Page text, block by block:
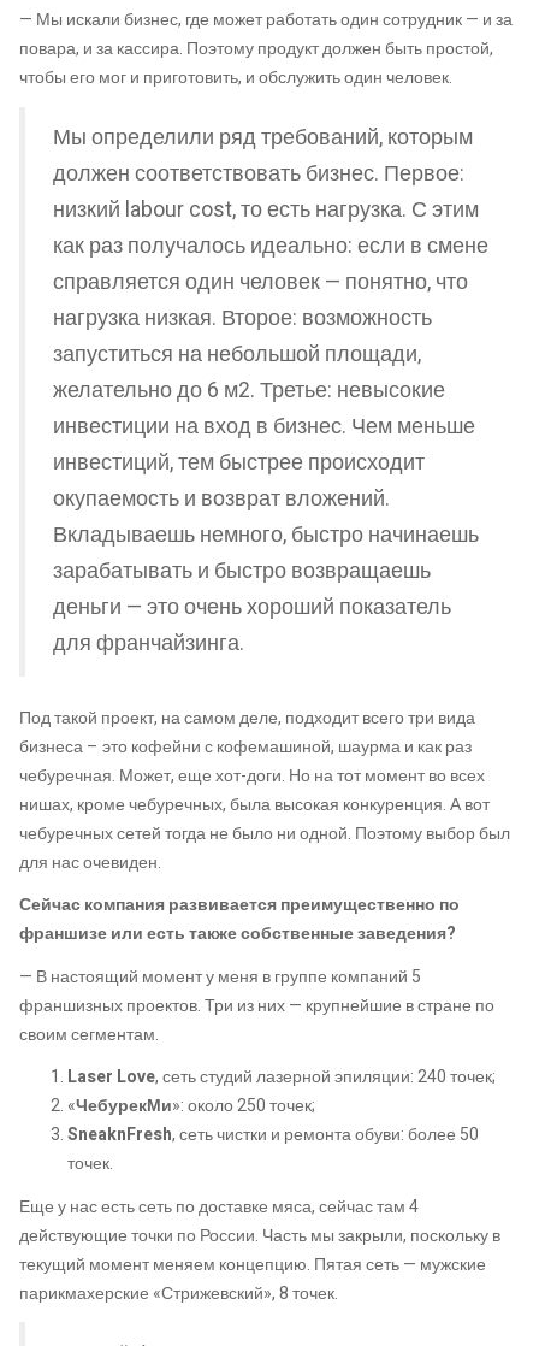
— Мы искали бизнес, где может работать один сотрудник — и за
повара, и за кассира. Поэтому продукт должен быть простой,
чтобы его мог и приготовить, и обслужить один человек.
Мы определили ряд требований, которым
должен соответствовать бизнес. Первое:
низкий labour cost, то есть нагрузка. С этим
как раз получалось идеально: если в смене
справляется один человек — понятно, что
нагрузка низкая. Второе: возможность
запуститься на небольшой площади,
желательно до 6 м2. Третье: невысокие
инвестиции на вход в бизнес. Чем меньше
инвестиций, тем быстрее происходит
окупаемость и возврат вложений.
Вкладываешь немного, быстро начинаешь
зарабатывать и быстро возвращаешь
деньги — это очень хороший показатель
для франчайзинга.
Под такой проект, на самом деле, подходит всего три вида
бизнеса – это кофейни с кофемашиной, шаурма и как раз
чебуречная. Может, еще хот-доги. Но на тот момент во всех
нишах, кроме чебуречных, была высокая конкуренция. А вот
чебуречных сетей тогда не было ни одной. Поэтому выбор был
для нас очевиден.
Сейчас компания развивается преимущественно по
франшизе или есть также собственные заведения?
— В настоящий момент у меня в группе компаний 5
франшизных проектов. Три из них — крупнейшие в стране по
своим сегментам.
Laser Love, сеть студий лазерной эпиляции: 240 точек;
«ЧебурекМи»: около 250 точек;
SneaknFresh, сеть чистки и ремонта обуви: более 50
точек.
Еще у нас есть сеть по доставке мяса, сейчас там 4
действующие точки по России. Часть мы закрыли, поскольку в
текущий момент меняем концепцию. Пятая сеть — мужские
парикмахерские «Стрижевский», 8 точек.